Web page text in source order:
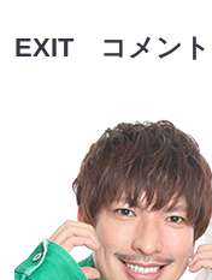
EXIT コメント